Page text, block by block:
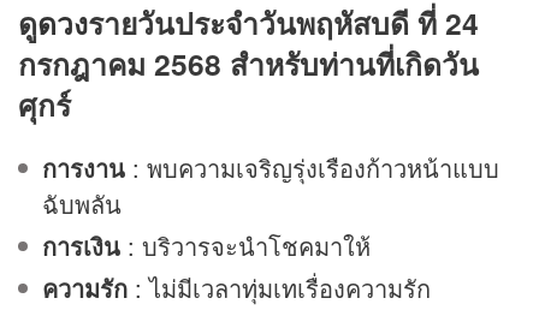
ดูดวงรายวันประจำวันพฤหัสบดี ที่ 24
กรกฎาคม 2568 สำหรับท่านที่เกิดวัน
ศุกร์
การงาน : พบความเจริญรุ่งเรืองก้าวหน้าแบบ
ฉับพลัน
การเงิน : บริวารจะนำโชคมาให้
ความรัก : ไม่มีเวลาทุ่มเทเรื่องความรัก